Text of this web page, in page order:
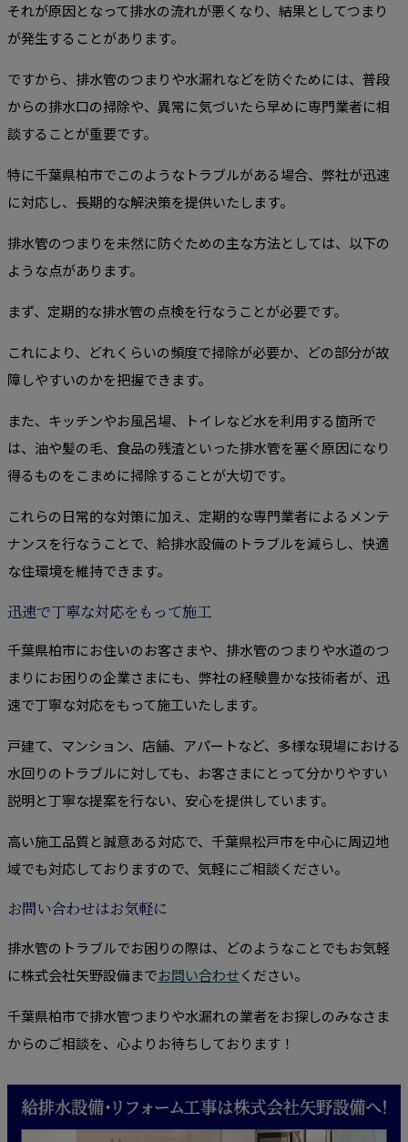
それが原因となって排水の流れが悪くなり、結果としてつまり
が発生することがあります。
ですから、排水管のつまりや水漏れなどを防ぐためには、普段
からの排水口の掃除や、異常に気づいたら早めに専門業者に相
談することが重要です。
特に千葉県柏市でこのようなトラブルがある場合、弊社が迅速
に対応し、長期的な解決策を提供いたします。
排水管のつまりを未然に防ぐための主な方法としては、以下の
ような点があります。
まず、定期的な排水管の点検を行なうことが必要です。
これにより、どれくらいの頻度で掃除が必要か、どの部分が故
障しやすいのかを把握できます。
また、キッチンやお風呂場、トイレなど水を利用する箇所で
は、油や髪の毛、食品の残渣といった排水管を塞ぐ原因になり
得るものをこまめに掃除することが大切です。
これらの日常的な対策に加え、定期的な専門業者によるメンテ
ナンスを行なうことで、給排水設備のトラブルを減らし、快適
な住環境を維持できます。
迅速で丁寧な対応をもって施工
千葉県柏市にお住いのお客さまや、排水管のつまりや水道のつ
まりにお困りの企業さまにも、弊社の経験豊かな技術者が、迅
速で丁寧な対応をもって施工いたします。
戸建て、マンション、店舗、アパートなど、多様な現場における
水回りのトラブルに対しても、お客さまにとって分かりやすい
説明と丁寧な提案を行ない、安心を提供しています。
高い施工品質と誠意ある対応で、千葉県松戸市を中心に周辺地
域でも対応しておりますので、気軽にご相談ください。
お問い合わせはお気軽に
排水管のトラブルでお困りの際は、どのようなことでもお気軽
に株式会社矢野設備までお問い合わせください。
千葉県柏市で排水管つまりや水漏れの業者をお探しのみなさま
からのご相談を、心よりお待ちしております！